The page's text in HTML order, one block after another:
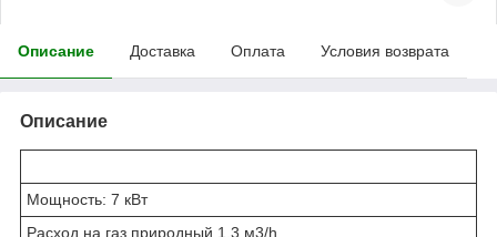
Описание Доставка Оплата Условия возврата
Описание
Мощность: 7 кВт
Расход на газ природный 1,3 м3/h